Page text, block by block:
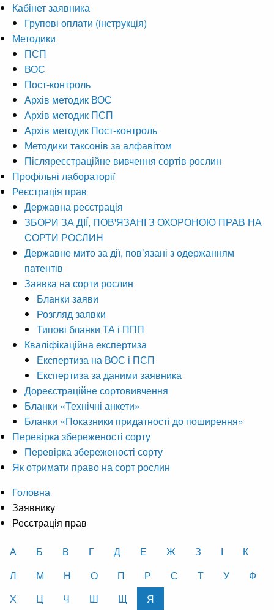
Кабінет заявника
Групові оплати (інструкція)
Методики
ПСП
ВОС
Пост-контроль
Архів методик ВОС
Архів методик ПСП
Архів методик Пост-контроль
Методики таксонів за алфавітом
Післяреєстраційне вивчення сортів рослин
Профільні лабораторії
Реєстрація прав
Державна реєстрація
ЗБОРИ ЗА ДІЇ, ПОВ'ЯЗАНІ З ОХОРОНОЮ ПРАВ НА
СОРТИ РОСЛИН
Державне мито за дії, пов’язані з одержанням
патентів
Заявка на сорти рослин
Бланки заяви
Розгляд заявки
Типові бланки ТА і ППП
Кваліфікаційна експертиза
Експертиза на ВОС і ПСП
Експертиза за даними заявника
Дореєстраційне сортовивчення
Бланки «Технічні анкети»
Бланки «Показники придатності до поширення»
Перевірка збереженості сорту
Перевірка збереженості сорту
Як отримати право на сорт рослин
Головна
Заявнику
Реєстрація прав
А Б В Г Д Е Ж З І
К
Л
М Н О П Р С Т У
Ф
Х
Ц Ч Ш Щ
Я